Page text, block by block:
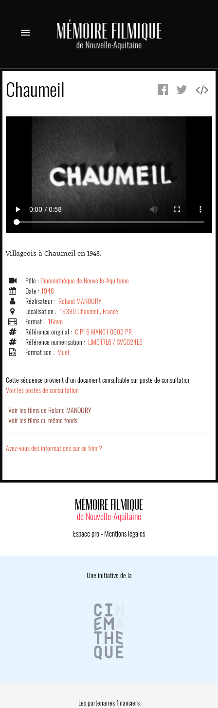
menu
Chaumeil
Villageois à Chaumeil en 1948.
Pôle : Cinémathèque de Nouvelle-Aquitaine
Date : 1948
Réalisateur : Roland MANOURY
Localisation : 19390 Chaumeil, France
Format : 16mm
Référence original : C P16 MAN01 0002 PR
Référence numérisation : LIM017L6 / SVG024L6
Format son : Muet
Cette séquence provient d'un document consultable sur poste de consultation
Voir les postes de consultation
Voir les films de Roland MANOURY
Voir les films du même fonds
Avez-vous des informations sur ce film ?
MÉMOIRE FILMIQUE
de Nouvelle-Aquitaine
Espace pro- Mentions légales
Une initiative de la
Les partenaires financiers